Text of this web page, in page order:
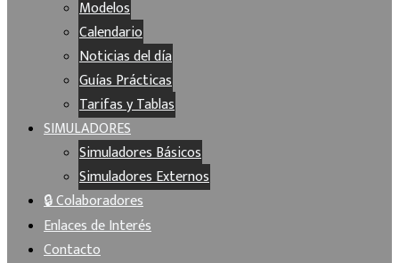
Modelos
Calendario
Noticias del día
Guías Prácticas
Tarifas y Tablas
SIMULADORES
Simuladores Básicos
Simuladores Externos
🔒 Colaboradores
Enlaces de Interés
Contacto